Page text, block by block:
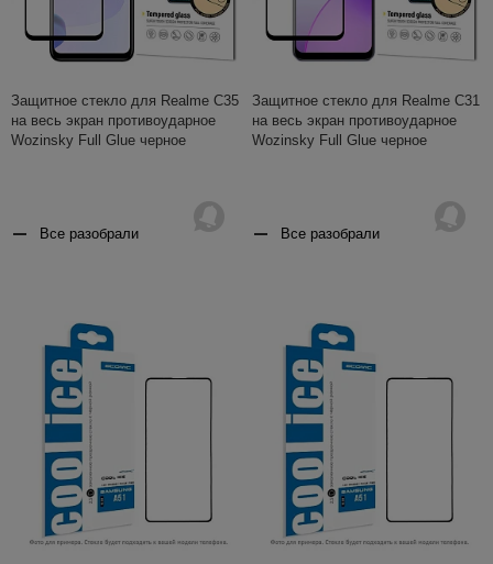
Защитное стекло для Realme C35
на весь экран противоударное
Wozinsky Full Glue черное
Все разобрали
Защитное стекло для Realme C31
на весь экран противоударное
Wozinsky Full Glue черное
Все разобрали